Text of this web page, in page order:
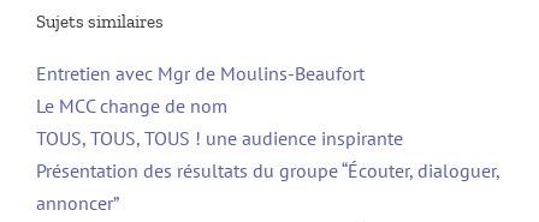
Sujets similaires
Entretien avec Mgr de Moulins-Beaufort
Le MCC change de nom
TOUS, TOUS, TOUS ! une audience inspirante
Présentation des résultats du groupe “Écouter, dialoguer,
annoncer”